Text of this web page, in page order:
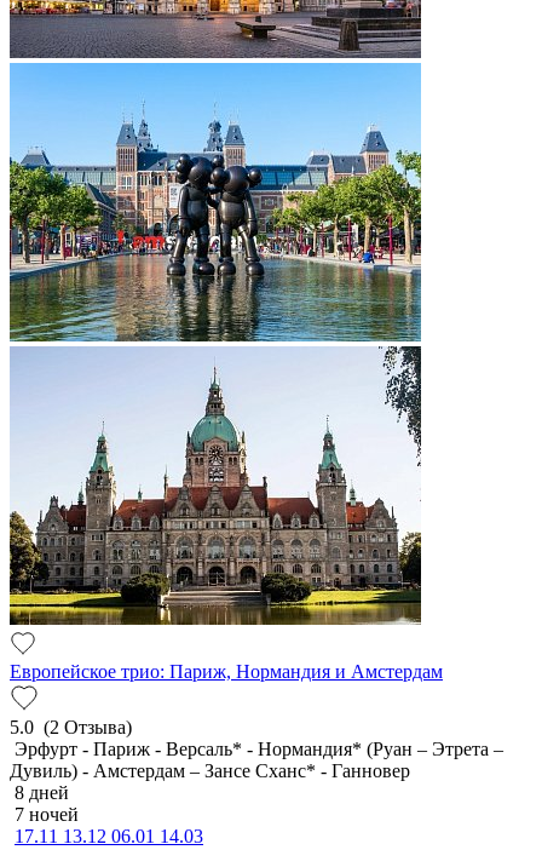
Европейское трио: Париж, Нормандия и Амстердам
5.0 (2 Отзыва)
Эрфурт - Париж - Версаль* - Нормандия* (Руан – Этрета –
Дувиль) - Амстердам – Зансе Сханс* - Ганновер
8 дней
7 ночей
17.11 13.12 06.01 14.03